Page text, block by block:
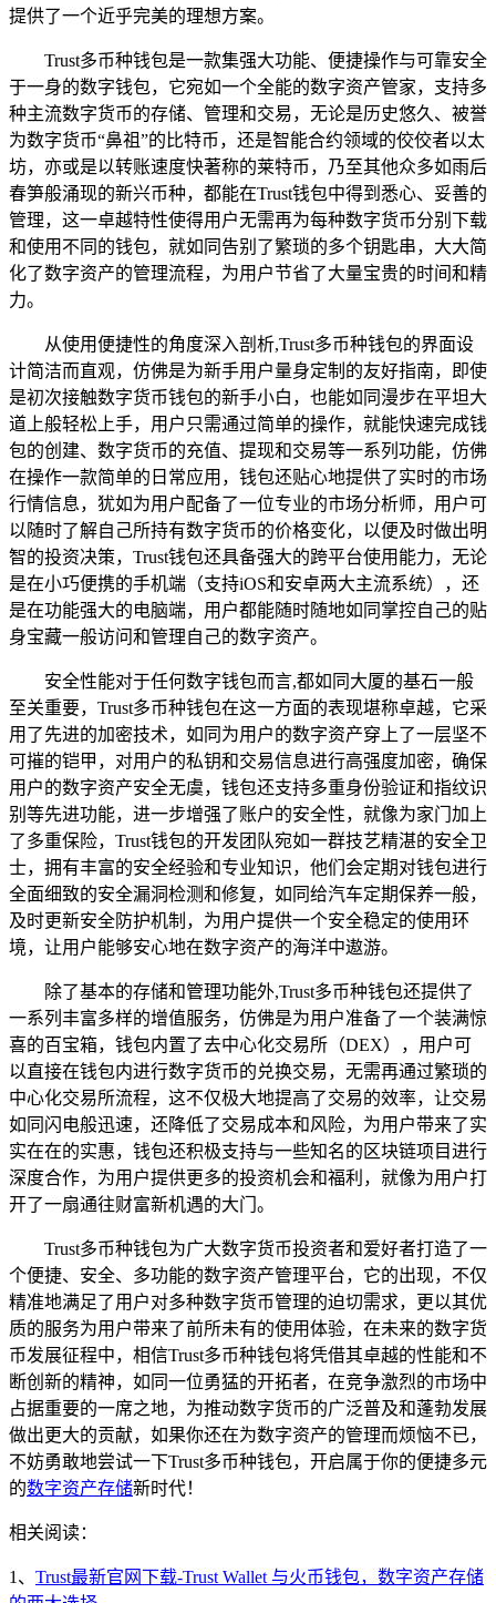
提供了一个近乎完美的理想方案。
Trust多币种钱包是一款集强大功能、便捷操作与可靠安全
于一身的数字钱包，它宛如一个全能的数字资产管家，支持多
种主流数字货币的存储、管理和交易，无论是历史悠久、被誉
为数字货币“鼻祖”的比特币，还是智能合约领域的佼佼者以太
坊，亦或是以转账速度快著称的莱特币，乃至其他众多如雨后
春笋般涌现的新兴币种，都能在Trust钱包中得到悉心、妥善的
管理，这一卓越特性使得用户无需再为每种数字货币分别下载
和使用不同的钱包，就如同告别了繁琐的多个钥匙串，大大简
化了数字资产的管理流程，为用户节省了大量宝贵的时间和精
力。
从使用便捷性的角度深入剖析,Trust多币种钱包的界面设
计简洁而直观，仿佛是为新手用户量身定制的友好指南，即使
是初次接触数字货币钱包的新手小白，也能如同漫步在平坦大
道上般轻松上手，用户只需通过简单的操作，就能快速完成钱
包的创建、数字货币的充值、提现和交易等一系列功能，仿佛
在操作一款简单的日常应用，钱包还贴心地提供了实时的市场
行情信息，犹如为用户配备了一位专业的市场分析师，用户可
以随时了解自己所持有数字货币的价格变化，以便及时做出明
智的投资决策，Trust钱包还具备强大的跨平台使用能力，无论
是在小巧便携的手机端（支持iOS和安卓两大主流系统），还
是在功能强大的电脑端，用户都能随时随地如同掌控自己的贴
身宝藏一般访问和管理自己的数字资产。
安全性能对于任何数字钱包而言,都如同大厦的基石一般
至关重要，Trust多币种钱包在这一方面的表现堪称卓越，它采
用了先进的加密技术，如同为用户的数字资产穿上了一层坚不
可摧的铠甲，对用户的私钥和交易信息进行高强度加密，确保
用户的数字资产安全无虞，钱包还支持多重身份验证和指纹识
别等先进功能，进一步增强了账户的安全性，就像为家门加上
了多重保险，Trust钱包的开发团队宛如一群技艺精湛的安全卫
士，拥有丰富的安全经验和专业知识，他们会定期对钱包进行
全面细致的安全漏洞检测和修复，如同给汽车定期保养一般，
及时更新安全防护机制，为用户提供一个安全稳定的使用环
境，让用户能够安心地在数字资产的海洋中遨游。
除了基本的存储和管理功能外,Trust多币种钱包还提供了
一系列丰富多样的增值服务，仿佛是为用户准备了一个装满惊
喜的百宝箱，钱包内置了去中心化交易所（DEX），用户可
以直接在钱包内进行数字货币的兑换交易，无需再通过繁琐的
中心化交易所流程，这不仅极大地提高了交易的效率，让交易
如同闪电般迅速，还降低了交易成本和风险，为用户带来了实
实在在的实惠，钱包还积极支持与一些知名的区块链项目进行
深度合作，为用户提供更多的投资机会和福利，就像为用户打
开了一扇通往财富新机遇的大门。
Trust多币种钱包为广大数字货币投资者和爱好者打造了一
个便捷、安全、多功能的数字资产管理平台，它的出现，不仅
精准地满足了用户对多种数字货币管理的迫切需求，更以其优
质的服务为用户带来了前所未有的使用体验，在未来的数字货
币发展征程中，相信Trust多币种钱包将凭借其卓越的性能和不
断创新的精神，如同一位勇猛的开拓者，在竞争激烈的市场中
占据重要的一席之地，为推动数字货币的广泛普及和蓬勃发展
做出更大的贡献，如果你还在为数字资产的管理而烦恼不已，
不妨勇敢地尝试一下Trust多币种钱包，开启属于你的便捷多元
的数字资产存储新时代！
相关阅读：
1、 Trust最新官网下载-Trust Wallet 与火币钱包，数字资产存储